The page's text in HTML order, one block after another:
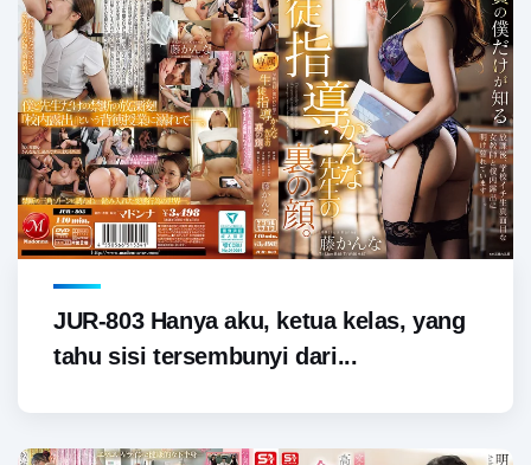
JUR-803 Hanya aku, ketua kelas, yang
tahu sisi tersembunyi dari...